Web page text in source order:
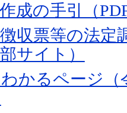
成の手引（
収票等の法定
サイト）
かるページ（